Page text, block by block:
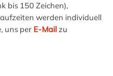
bis 150 Zeichen),
werden individuell
uns per E-Mailzu